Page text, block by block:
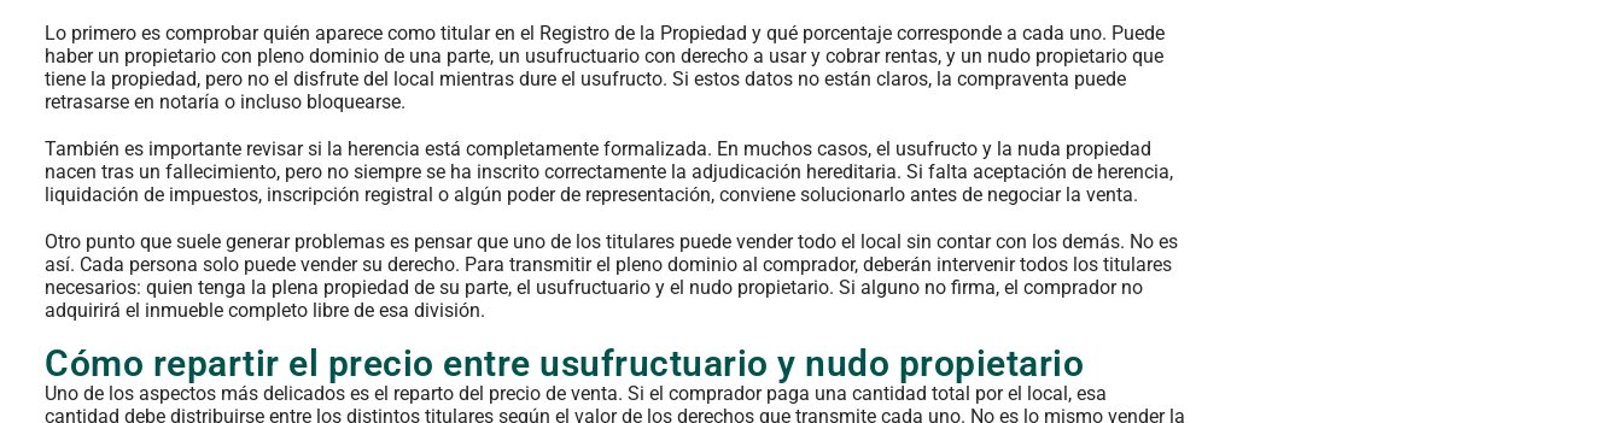
Lo primero es comprobar quién aparece como titular en el Registro de la Propiedad y qué porcentaje corresponde a cada uno. Puede
haber un propietario con pleno dominio de una parte, un usufructuario con derecho a usar y cobrar rentas, y un nudo propietario que
tiene la propiedad, pero no el disfrute del local mientras dure el usufructo. Si estos datos no están claros, la compraventa puede
retrasarse en notaría o incluso bloquearse.
También es importante revisar si la herencia está completamente formalizada. En muchos casos, el usufructo y la nuda propiedad
nacen tras un fallecimiento, pero no siempre se ha inscrito correctamente la adjudicación hereditaria. Si falta aceptación de herencia,
liquidación de impuestos, inscripción registral o algún poder de representación, conviene solucionarlo antes de negociar la venta.
Otro punto que suele generar problemas es pensar que uno de los titulares puede vender todo el local sin contar con los demás. No es
así. Cada persona solo puede vender su derecho. Para transmitir el pleno dominio al comprador, deberán intervenir todos los titulares
necesarios: quien tenga la plena propiedad de su parte, el usufructuario y el nudo propietario. Si alguno no firma, el comprador no
adquirirá el inmueble completo libre de esa división.
Cómo repartir el precio entre usufructuario y nudo propietario
Uno de los aspectos más delicados es el reparto del precio de venta. Si el comprador paga una cantidad total por el local, esa
cantidad debe distribuirse entre los distintos titulares según el valor de los derechos que transmite cada uno. No es lo mismo vender la